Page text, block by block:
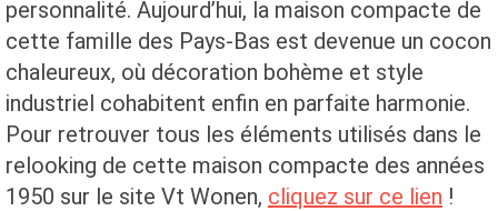
personnalité. Aujourd’hui, la maison compacte de
cette famille des Pays-Bas est devenue un cocon
chaleureux, où décoration bohème et style
industriel cohabitent enfin en parfaite harmonie.
Pour retrouver tous les éléments utilisés dans le
relooking de cette maison compacte des années
1950 sur le site Vt Wonen, cliquez sur ce lien !